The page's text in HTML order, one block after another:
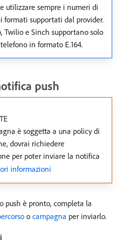
utilizzare sempre i numeri di
formati supportati dal provider.
Twilio e Sinch supportano solo
in formato E.164.
push
è soggetta a una policy di
dovrai richiedere
per poter inviare la notifica
informazioni
push è pronto, completa la
o campagna per inviarlo.